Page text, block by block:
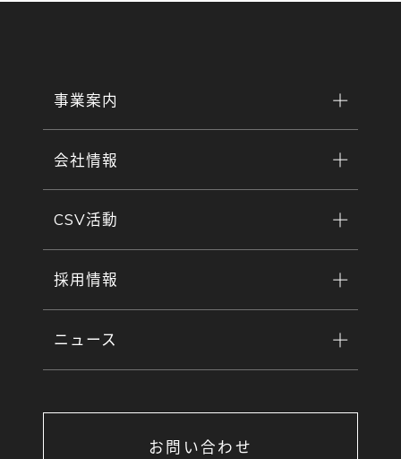
事業案内
会社情報
CSV活動
採用情報
ニュース
お問い合わせ